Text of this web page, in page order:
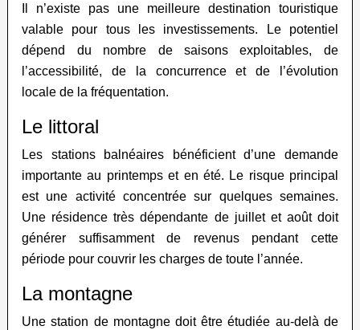
Il n’existe pas une meilleure destination touristique
valable pour tous les investissements. Le potentiel
dépend du nombre de saisons exploitables, de
l’accessibilité, de la concurrence et de l’évolution
locale de la fréquentation.
Le littoral
Les stations balnéaires bénéficient d’une demande
importante au printemps et en été. Le risque principal
est une activité concentrée sur quelques semaines.
Une résidence très dépendante de juillet et août doit
générer suffisamment de revenus pendant cette
période pour couvrir les charges de toute l’année.
La montagne
Une station de montagne doit être étudiée au-delà de